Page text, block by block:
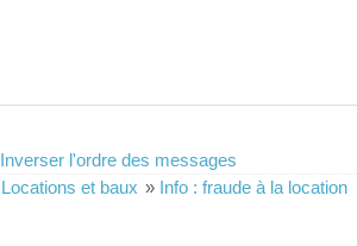
Inverser l'ordre des messages
Locations et baux » Info : fraude à la location